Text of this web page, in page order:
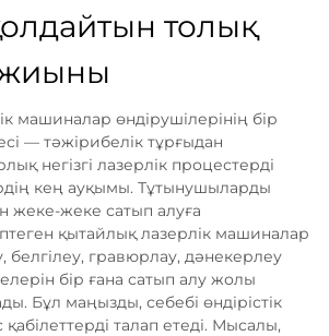
толық
машиналар өндірушілерінің бір
— тәжірибелік тұрғыдан
негізгі лазерлік процестерді
кең ауқымы. Тұтынушыларды
жеке-жеке сатып алуға
қытайлық лазерлік машиналар
белгілеу, гравюрлау, дәнекерлеу
бір ғана сатып алу жолы
Бұл маңызды, себебі өндірістік
талап етеді. Мысалы,